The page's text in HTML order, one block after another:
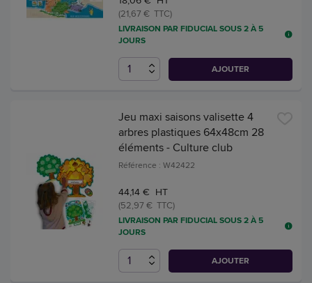
(21,67 € TTC)
LIVRAISON PAR FIDUCIAL SOUS 2 À 5
JOURS
AJOUTER
Jeu maxi saisons valisette 4
arbres plastiques 64x48cm 28
éléments - Culture club
Référence : W42422
44,14 € HT
(52,97 € TTC)
LIVRAISON PAR FIDUCIAL SOUS 2 À 5
JOURS
AJOUTER